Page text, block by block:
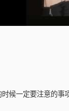
候一定要注意的